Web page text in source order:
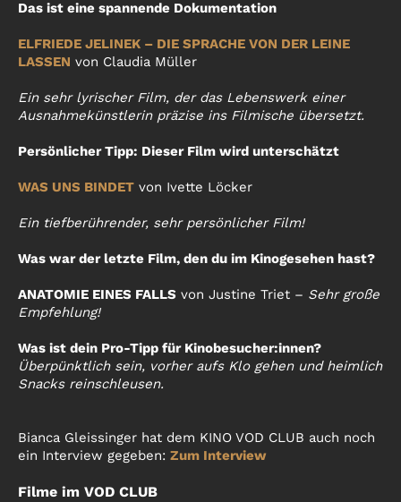
Das ist eine spannende Dokumentation
ELFRIEDE JELINEK – DIE SPRACHE VON DER LEINE
LASSEN von Claudia Müller
Ein sehr lyrischer Film, der das Lebenswerk einer
Ausnahmekünstlerin präzise ins Filmische übersetzt.
Persönlicher Tipp: Dieser Film wird unterschätzt
WAS UNS BINDET von Ivette Löcker
Ein tiefberührender, sehr persönlicher Film!
Was war der letzte Film, den du im Kinogesehen hast?
ANATOMIE EINES FALLS von Justine Triet – Sehr große
Empfehlung!
Was ist dein Pro-Tipp für Kinobesucher:innen?
Überpünktlich sein, vorher aufs Klo gehen und heimlich
Snacks reinschleusen.
Bianca Gleissinger hat dem KINO VOD CLUB auch noch
ein Interview gegeben: Zum Interview
Filme im VOD CLUB